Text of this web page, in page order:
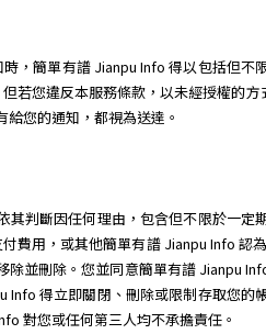
，簡單有譜 Jianpu Info 得以包括但
若您違反本服務條款，以未經授權的
您的通知，都視為送達。
其判斷因任何理由，包含但不限於一
費用，或其他簡單有譜 Jianpu Info
除並刪除。您並同意簡單有譜 Jianpu
Info 得立即關閉、刪除或限制存取您
對您或任何第三人均不承擔責任。